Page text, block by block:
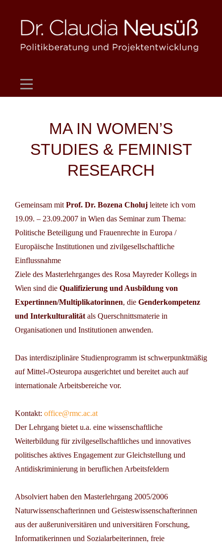
content
MA IN WOMEN’S
STUDIES & FEMINIST
RESEARCH
Gemeinsam mit Prof. Dr. Bozena Choluj leitete ich vom
19.09. – 23.09.2007 in Wien das Seminar zum Thema:
Politische Beteiligung und Frauenrechte in Europa /
Europäische Institutionen und zivilgesellschaftliche
Einflussnahme
Ziele des Masterlehrganges des Rosa Mayreder Kollegs in
Wien sind die Qualifizierung und Ausbildung von
Expertinnen/Multiplikatorinnen, die Genderkompetenz
und Interkulturalität als Querschnittsmaterie in
Organisationen und Institutionen anwenden.
Das interdisziplinäre Studienprogramm ist schwerpunktmäßig
auf Mittel-/Osteuropa ausgerichtet und bereitet auch auf
internationale Arbeitsbereiche vor.
Kontakt: office@rmc.ac.at
Der Lehrgang bietet u.a. eine wissenschaftliche
Weiterbildung für zivilgesellschaftliches und innovatives
politisches aktives Engagement zur Gleichstellung und
Antidiskriminierung in beruflichen Arbeitsfeldern
Absolviert haben den Masterlehrgang 2005/2006
Naturwissenschafterinnen und Geisteswissenschafterinnen
aus der außeruniversitären und universitären Forschung,
Informatikerinnen und Sozialarbeiterinnen, freie
Beitragsnavigation